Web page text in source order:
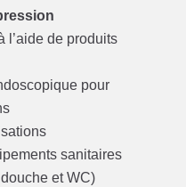
l’aide de produits
pour
sanitaires
et WC)